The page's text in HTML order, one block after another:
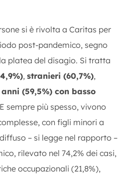
si è rivolta a Caritas per
post-pandemico, segno
platea del disagio. Si tratta
, stranieri (60,7%),
(59,5%) con basso
sempre più spesso, vivono
con figli minori a
– si legge nel rapporto –
rilevato nel 74,2% dei casi,
occupazionali (21,8%),